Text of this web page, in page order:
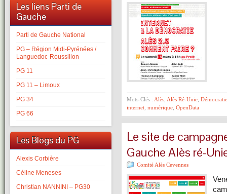
Les liens Parti de
Gauche
Parti de Gauche National
PG – Région Midi-Pyrénées /
Languedoc-Roussillon
PG 11
PG 11 – Limoux
PG 34
PG 66
Les Blogs du PG
Alexis Corbière
Céline Meneses
Christian NANNINI – PG30
Mots-Clés : Alès Alès Ré-Unie Démocratie
internet numérique OpenData
Le site de
Gauche Alès ré-
Comité Alès Cevennes